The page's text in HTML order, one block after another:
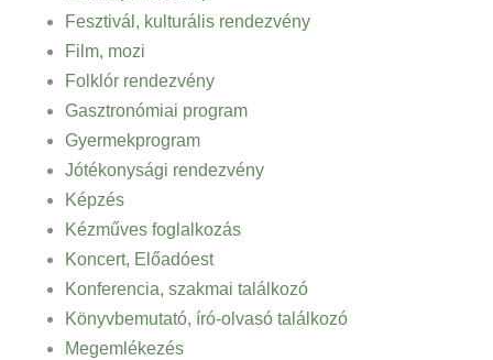
Fesztivál, kulturális rendezvény
Film, mozi
Folklór rendezvény
Gasztronómiai program
Gyermekprogram
Jótékonysági rendezvény
Képzés
Kézműves foglalkozás
Koncert, Előadóest
Konferencia, szakmai találkozó
Könyvbemutató, író-olvasó találkozó
Megemlékezés